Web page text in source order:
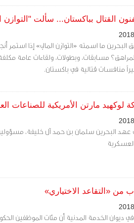
القتال بباكستان... سألت "التوازن
ما اسمته «التوازن المالي» إذا استمر
مسابقات، وبطولات، ولقاءات عامة
منافسات قتالية في باكستان.
مارتن الأمريكية للصناعات
عهد البحرين سلمان بن حمد آل خليفة،
من «التقاعد الاختياري»
ديوان الخدمة المدنية أن مئات الموظفين